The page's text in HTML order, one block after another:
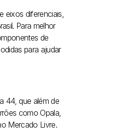
eixos diferenciais,
Para melhor
de
para ajudar
44, que além de
como Opala,
Mercado Livre.